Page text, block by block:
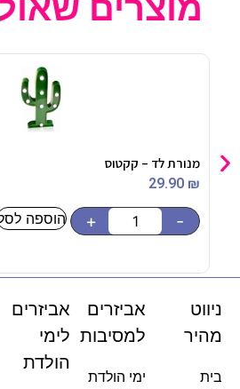
מוצרים
מנורת לד – קקטוס
29.90 ₪
-
+ הוספה
ניווט
מהיר
בית
אביזרים
למסיבות
ימי הולדת
אביזרים
לימי
הולדת